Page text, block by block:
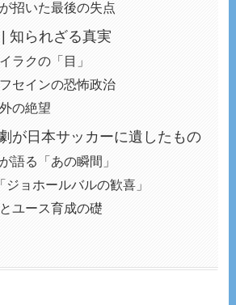
招いた最後の失点
知られざる真実
ラクの「目」
セインの恐怖政治
の絶望
が日本サッカーに遺したもの
語る「あの瞬間」
ジョホールバルの歓喜」
ユース育成の礎